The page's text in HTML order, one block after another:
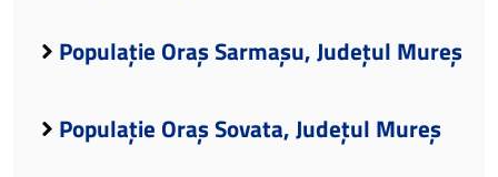
Populație Oraș Sarmașu, Județul Mureș
Populație Oraș Sovata, Județul Mureș